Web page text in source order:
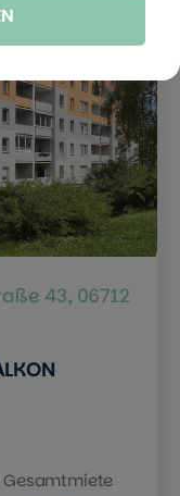
43, 06712
Gesamtmiete